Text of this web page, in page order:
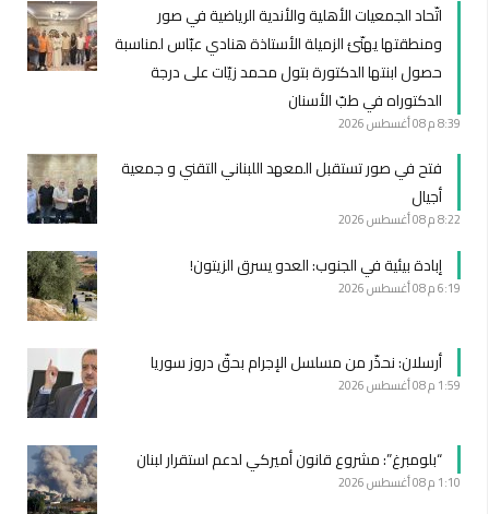
اتّحاد الجمعيات الأهلية والأندية الرياضية في صور
ومنطقتها يهنّئ الزميلة الأستاذة هنادي عبّاس لمناسبة
حصول ابنتها الدكتورة بتول محمد زيّات على درجة
الدكتوراه في طبّ الأسنان
8:39 م 08 أغسطس 2026
فتح في صور تستقبل المعهد اللبناني التقني و جمعية
أجيال
8:22 م 08 أغسطس 2026
إبادة بيئية في الجنوب: العدو يسرق الزيتون!
6:19 م 08 أغسطس 2026
أرسلان: نحذّر من مسلسل الإجرام بحقّ دروز سوريا
1:59 م 08 أغسطس 2026
“بلومبرغ”: مشروع قانون أميركي لدعم استقرار لبنان
1:10 م 08 أغسطس 2026